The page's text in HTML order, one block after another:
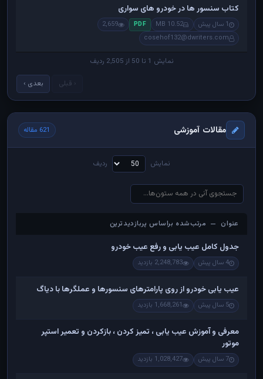
کتاب سنسور ها در خودرو های سواری
1 سال پیش 10.52 MB
PDF
2,659
cosehof132@dwriters.com
نمایش 1 تا 50 از 2,505 ردیف
‹ قبلی بعدی ›
مقالات آموزشی 621 مقاله
نمایش ردیف
عنوان — مرتب‌شده براساس پربازدیدترین
عنوان — مرتب‌شده براساس پربازدیدترین
جدول کامل عیب یابی و رفع عیب خودرو
4 سال پیش 2,248,783 بازدید
عیب یابی خودرو از روی پارامترهای سنسورها و عملگرها با دیاگ
5 سال پیش 1,668,261 بازدید
معرفی و آموزش عیب یابی ، تمیز کردن ، بازکردن و تعمیر استپر
موتور
7 سال پیش 1,028,427 بازدید